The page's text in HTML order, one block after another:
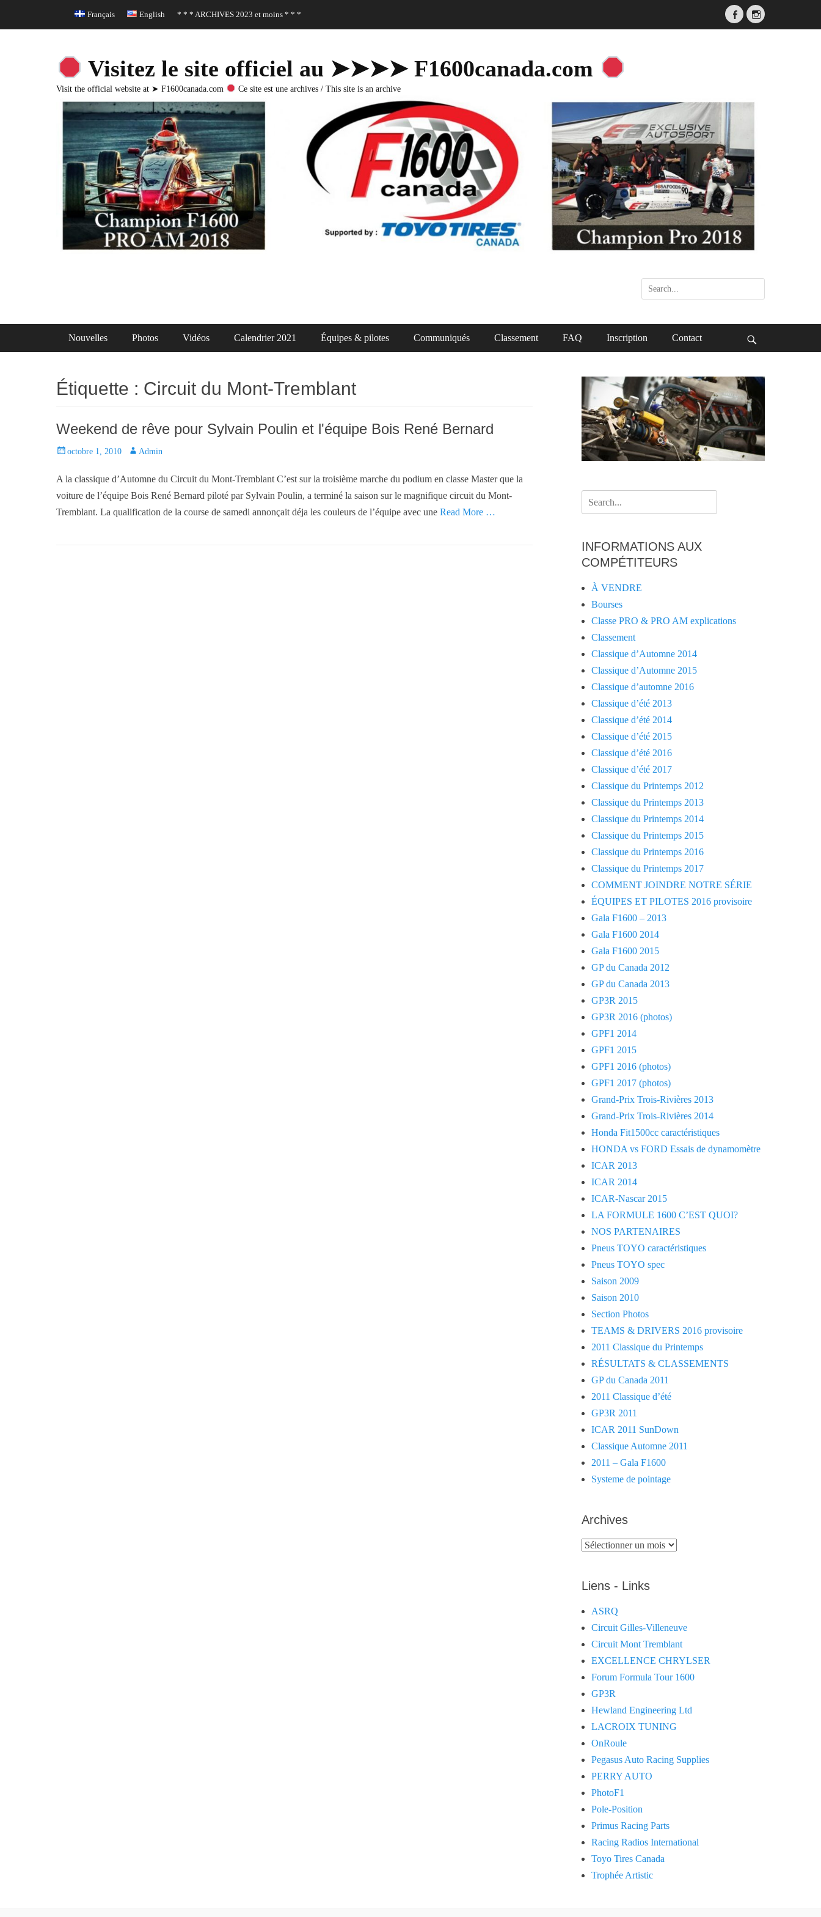
Header Top Menu
Skip Français English * * * ARCHIVES 2023 et moins * * *
FacebookInstagram
Visitez le site officiel au ➤➤➤➤ F1600canada.com
Visit the official website at ➤ F1600canada.com Ce site est une archives / This site is an archive
Search
for:
Primary Menu
Skip
Nouvelles Photos Vidéos Calendrier 2021 Équipes & pilotes Communiqués Classement FAQ Inscription Contact
Étiquette : Circuit du Mont-Tremblant
Weekend de rêve pour Sylvain Poulin et l'équipe Bois René Bernard
P
s
t
e
octobre 1, 2010
A
t
h
o
Admin
A la classique d’Automne du Circuit du Mont-Tremblant C’est sur la troisième marche du podium en classe Master que la
voiture de l’équipe Bois René Bernard piloté par Sylvain Poulin, a terminé la saison sur le magnifique circuit du Mont-
Tremblant. La qualification de la course de samedi annonçait déja les couleurs de l’équipe avec une Read More …
Search
for:
INFORMATIONS AUX
COMPÉTITEURS
À VENDRE
Bourses
Classe PRO & PRO AM explications
Classement
Classique d’Automne 2014
Classique d’Automne 2015
Classique d’automne 2016
Classique d’été 2013
Classique d’été 2014
Classique d’été 2015
Classique d’été 2016
Classique d’été 2017
Classique du Printemps 2012
Classique du Printemps 2013
Classique du Printemps 2014
Classique du Printemps 2015
Classique du Printemps 2016
Classique du Printemps 2017
COMMENT JOINDRE NOTRE SÉRIE
ÉQUIPES ET PILOTES 2016 provisoire
Gala F1600 – 2013
Gala F1600 2014
Gala F1600 2015
GP du Canada 2012
GP du Canada 2013
GP3R 2015
GP3R 2016 (photos)
GPF1 2014
GPF1 2015
GPF1 2016 (photos)
GPF1 2017 (photos)
Grand-Prix Trois-Rivières 2013
Grand-Prix Trois-Rivières 2014
Honda Fit1500cc caractéristiques
HONDA vs FORD Essais de dynamomètre
ICAR 2013
ICAR 2014
ICAR-Nascar 2015
LA FORMULE 1600 C’EST QUOI?
NOS PARTENAIRES
Pneus TOYO caractéristiques
Pneus TOYO spec
Saison 2009
Saison 2010
Section Photos
TEAMS & DRIVERS 2016 provisoire
2011 Classique du Printemps
RÉSULTATS & CLASSEMENTS
GP du Canada 2011
2011 Classique d’été
GP3R 2011
ICAR 2011 SunDown
Classique Automne 2011
2011 – Gala F1600
Systeme de pointage
Archives
Archives
Liens - Links
ASRQ
Circuit Gilles-Villeneuve
Circuit Mont Tremblant
EXCELLENCE CHRYLSER
Forum Formula Tour 1600
GP3R
Hewland Engineering Ltd
LACROIX TUNING
OnRoule
Pegasus Auto Racing Supplies
PERRY AUTO
PhotoF1
Pole-Position
Primus Racing Parts
Racing Radios International
Toyo Tires Canada
Trophée Artistic